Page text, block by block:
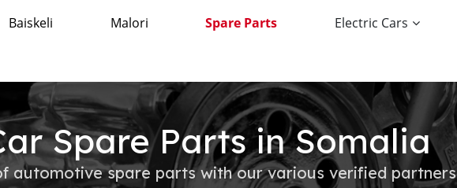
Baiskeli Malori Spare Parts Electric Cars
Spare Parts in Somalia
automotive spare parts with our various verified partners